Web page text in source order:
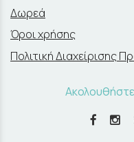
Δωρεά
Όροι χρήσης
Πολιτική Διαχείρισης